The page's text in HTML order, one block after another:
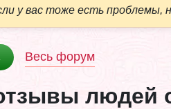
у вас тоже есть
Весь форум
людей